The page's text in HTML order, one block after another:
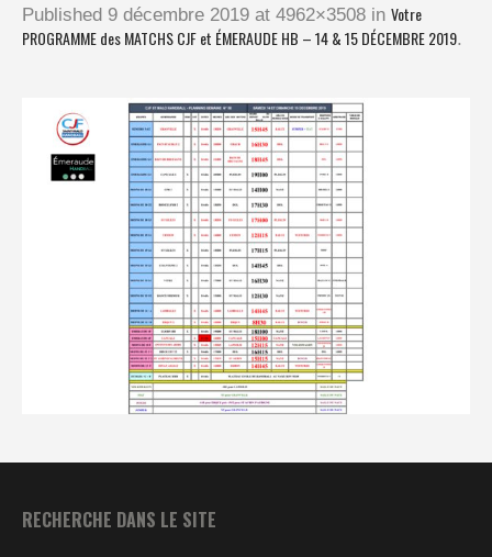
Published 9 décembre 2019 at 4962×3508 in Votre
PROGRAMME des MATCHS CJF et ÉMERAUDE HB – 14 & 15 DÉCEMBRE 2019.
RECHERCHE DANS LE SITE